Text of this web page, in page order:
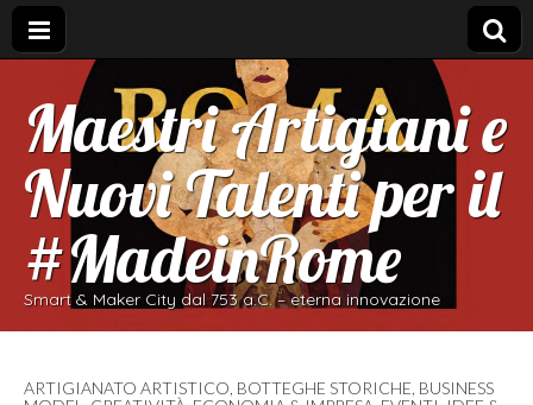
Maestri Artigiani e
Nuovi Talenti per il
#MadeinRome
Smart & Maker City dal 753 a.C. – eterna innovazione
ARTIGIANATO ARTISTICO BOTTEGHE STORICHE BUSINESS